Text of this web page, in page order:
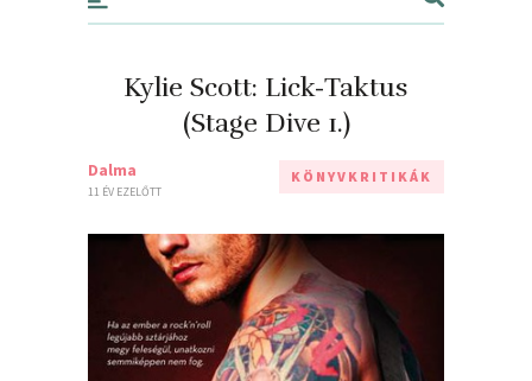
Kylie Scott: Lick-Taktus
(Stage Dive 1.)
Dalma
11 ÉV EZELŐTT
KÖNYVKRITIKÁK